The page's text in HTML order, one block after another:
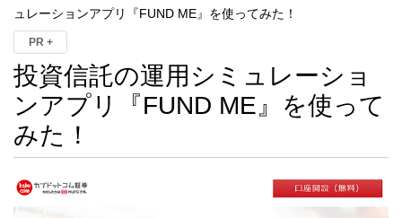
ュレーションアプリ『FUND ME』を使ってみた！
PR +
投資信託の運用シミュレーショ
ンアプリ『FUND ME』を使って
みた！